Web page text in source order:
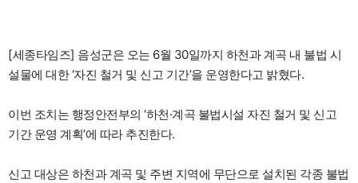
[세종타임즈] 음성군은 오는 6월 30일까지 하천과 계곡 내 불법 시
설물에 대한 ‘자진 철거 및 신고 기간’을 운영한다고 밝혔다.
이번 조치는 행정안전부의 ‘하천·계곡 불법시설 자진 철거 및 신고
기간 운영 계획’에 따라 추진한다.
신고 대상은 하천과 계곡 및 주변 지역에 무단으로 설치된 각종 불법